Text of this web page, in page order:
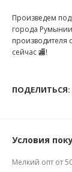
Произведем под
города
производителя
сейчас 🏬!
ПОДЕЛИТЬСЯ:
Условия
Мелкий опт от